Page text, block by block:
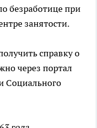
безработице при
занятости.
справку о
через портал
Социального